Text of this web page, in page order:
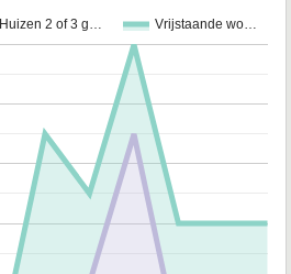
Huizen 2 of 3 g… Vrijstaande wo…